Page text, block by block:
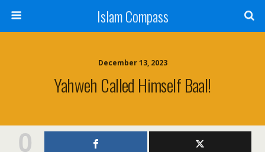
Islam Compass
December 13, 2023
Yahweh Called Himself Baal!
0